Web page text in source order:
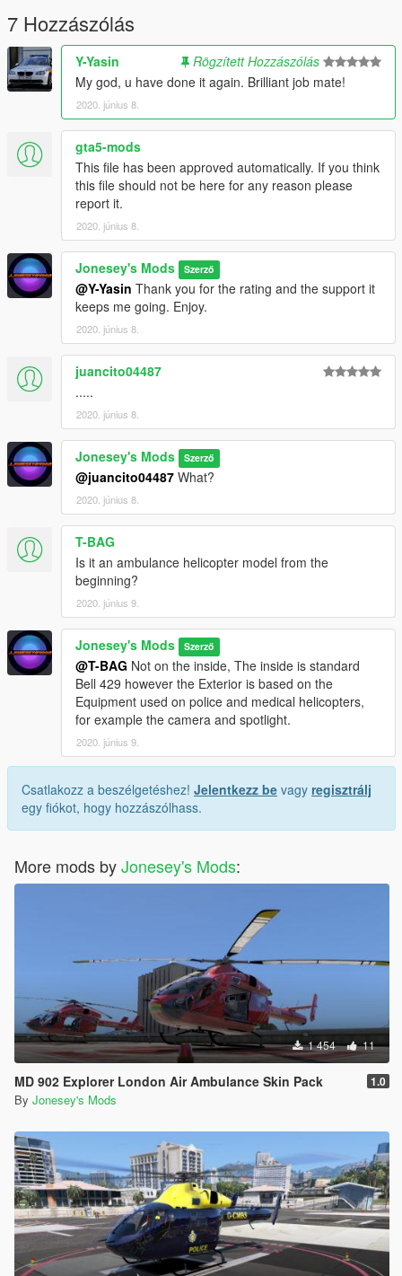
7 Hozzászólás
Y-Yasin
Rögzített Hozzászólás
My god, u have done it again. Brilliant job mate!
2020. június 8.
gta5-mods
This file has been approved automatically. If you think
this file should not be here for any reason please
report it.
2020. június 8.
Jonesey's Mods Szerző
@Y-Yasin Thank you for the rating and the support it
keeps me going. Enjoy.
2020. június 8.
juancito04487
.....
2020. június 8.
Jonesey's Mods Szerző
@juancito04487 What?
2020. június 8.
T-BAG
Is it an ambulance helicopter model from the
beginning?
2020. június 9.
Jonesey's Mods Szerző
@T-BAG Not on the inside, The inside is standard
Bell 429 however the Exterior is based on the
Equipment used on police and medical helicopters,
for example the camera and spotlight.
2020. június 9.
Csatlakozz a beszélgetéshez! Jelentkezz be vagy regisztrálj
egy fiókot, hogy hozzászólhass.
More mods byJonesey's Mods:
1 454 11
MD 902 Explorer London Air Ambulance Skin Pack 1.0
By Jonesey's Mods